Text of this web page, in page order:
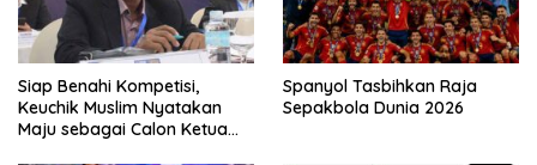
Siap Benahi Kompetisi,
Keuchik Muslim Nyatakan
Maju sebagai Calon Ketua
Spanyol Tasbihkan Raja
Sepakbola Dunia 2026